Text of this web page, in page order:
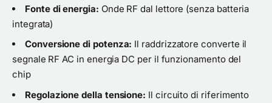
Fonte di energia: Onde RF dal lettore (senza batteria
integrata)
Conversione di potenza: Il raddrizzatore converte il
segnale RF AC in energia DC per il funzionamento del
chip
Regolazione della tensione: Il circuito di riferimento